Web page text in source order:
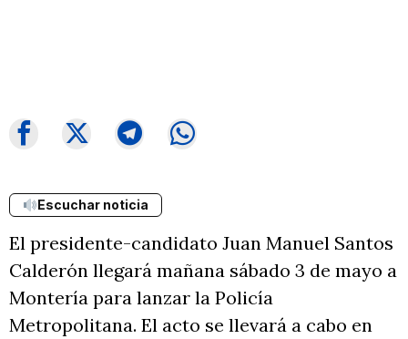
Escuchar noticia
El presidente-candidato Juan Manuel Santos
Calderón llegará mañana sábado 3 de mayo a
Montería para lanzar la Policía
Metropolitana. El acto se llevará a cabo en